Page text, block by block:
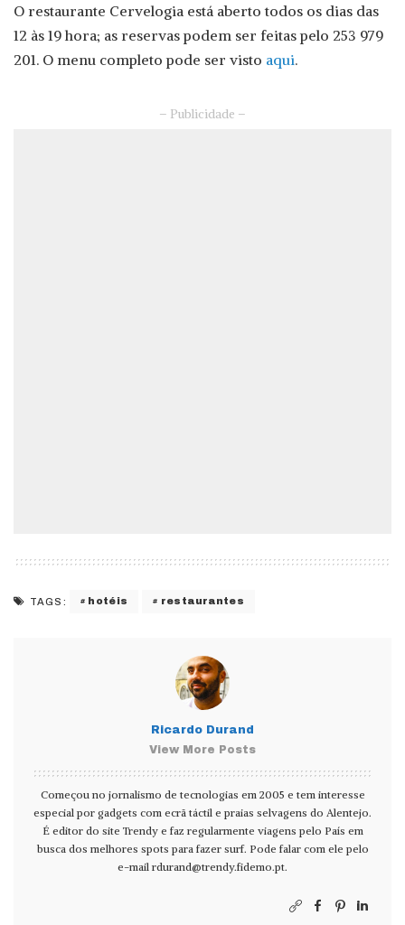
O restaurante Cervelogia está aberto todos os dias das
12 às 19 hora; as reservas podem ser feitas pelo 253 979
201. O menu completo pode ser visto aqui.
– Publicidade –
TAGS: hotéis restaurantes
Ricardo Durand
View More Posts
Começou no jornalismo de tecnologias em 2005 e tem interesse
especial por gadgets com ecrã táctil e praias selvagens do Alentejo.
É editor do site Trendy e faz regularmente viagens pelo País em
busca dos melhores spots para fazer surf. Pode falar com ele pelo
e-mail rdurand@trendy.fidemo.pt.